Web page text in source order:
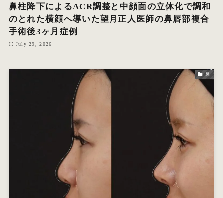
鼻柱降下によるACR調整と中顔面の立体化で調和
のとれた横顔へ導いた望月正人医師の鼻唇部複合
手術後3ヶ月症例
July 29, 2026
鼻